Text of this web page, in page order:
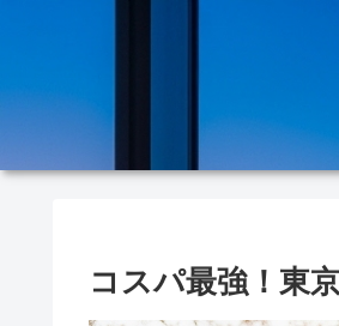
コスパ最強！東